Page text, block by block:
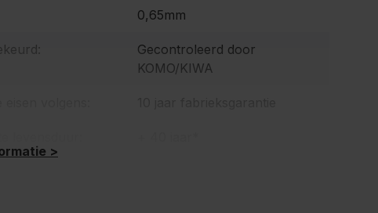
0,65mm
Gecontroleerd door
KOMO/KIWA
>